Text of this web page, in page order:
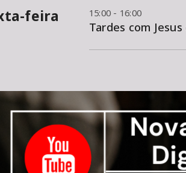
feira 15:00 - 16:00
Tardes com